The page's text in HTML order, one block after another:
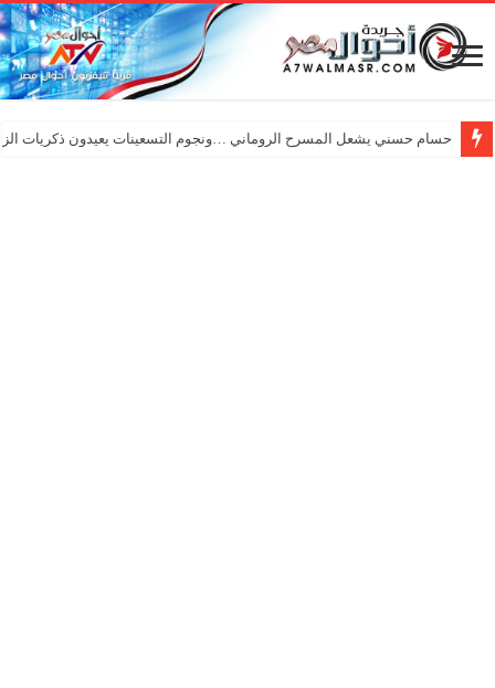
حسام حسني يشعل المسرح الروماني …ونجوم التسعينات يعيدون ذكريات